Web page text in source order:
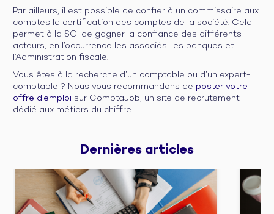
Par ailleurs, il est possible de confier à un commissaire aux
comptes la certification des comptes de la société. Cela
permet à la SCI de gagner la confiance des différents
acteurs, en l’occurrence les associés, les banques et
l’Administration fiscale.
Vous êtes à la recherche d’un comptable ou d’un expert-
comptable ? Nous vous recommandons de poster votre
offre d’emploi sur ComptaJob, un site de recrutement
dédié aux métiers du chiffre.
Dernières articles